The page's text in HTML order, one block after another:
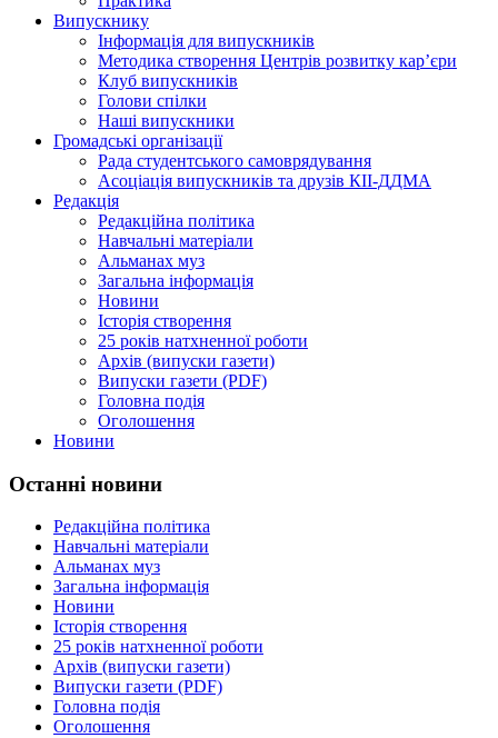
Випускнику
Інформація для випускників
Методика створення Центрів розвитку кар’єри
Клуб випускників
Голови спілки
Наші випускники
Громадські організації
Рада студентського самоврядування
Асоціація випускників та друзів КІІ-ДДМА
Редакція
Редакційна політика
Навчальні матеріали
Альманах муз
Загальна інформація
Новини
Історія створення
25 років натхненної роботи
Архів (випуски газети)
Випуски газети (PDF)
Головна подія
Оголошення
Новини
Останні новини
Редакційна політика
Навчальні матеріали
Альманах муз
Загальна інформація
Новини
Історія створення
25 років натхненної роботи
Архів (випуски газети)
Випуски газети (PDF)
Головна подія
Оголошення